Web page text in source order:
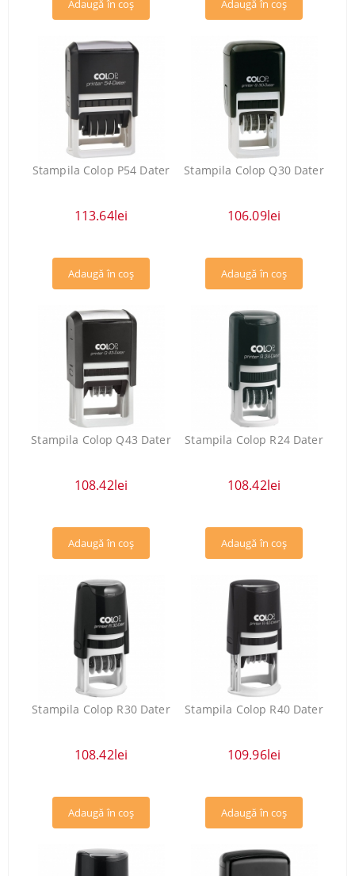
Stampila Colop P54 Dater
113.64lei
Stampila Colop Q30 Dater
106.09lei
Stampila Colop Q43 Dater
108.42lei
Stampila Colop R24 Dater
108.42lei
Stampila Colop R30 Dater
108.42lei
Stampila Colop R40 Dater
109.96lei